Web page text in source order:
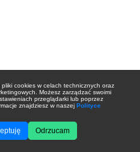
cookies w celach technicznych oraz
Możesz zarządzać swoimi
przeglądarki lub poprzez
znajdziesz w naszej Polityce
Odrzucam